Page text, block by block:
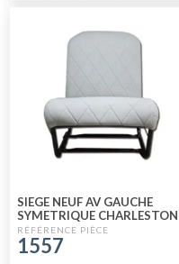
SIEGE NEUF AV GAUCHE
SYMETRIQUE CHARLESTON
1557